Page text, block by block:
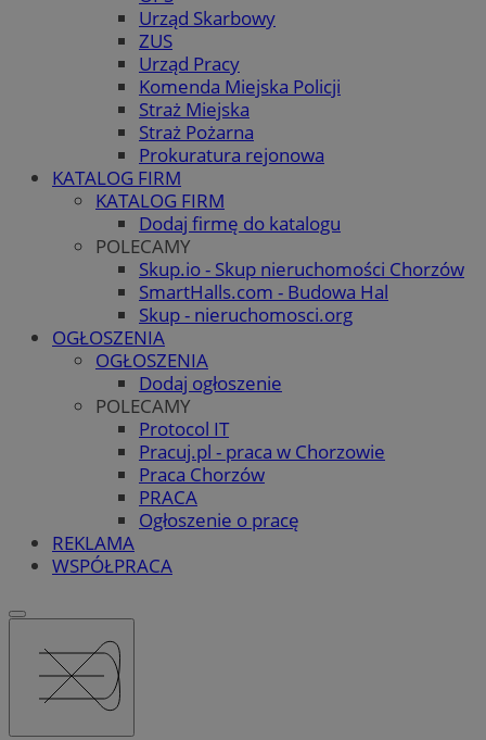
Urząd Skarbowy
ZUS
Urząd Pracy
Komenda Miejska Policji
Straż Miejska
Straż Pożarna
Prokuratura rejonowa
KATALOG FIRM
KATALOG FIRM
Dodaj firmę do katalogu
POLECAMY
Skup.io - Skup nieruchomości Chorzów
SmartHalls.com - Budowa Hal
Skup - nieruchomosci.org
OGŁOSZENIA
OGŁOSZENIA
Dodaj ogłoszenie
POLECAMY
Protocol IT
Pracuj.pl - praca w Chorzowie
Praca Chorzów
PRACA
Ogłoszenie o pracę
REKLAMA
WSPÓŁPRACA